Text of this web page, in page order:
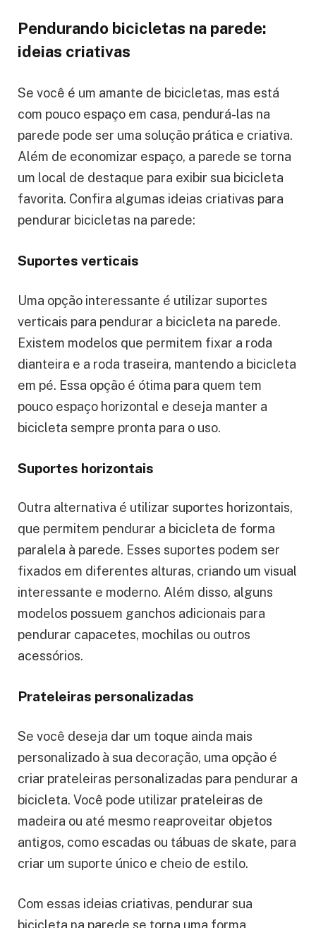
Pendurando bicicletas na parede:
ideias criativas
Se você é um amante de bicicletas, mas está
com pouco espaço em casa, pendurá-las na
parede pode ser uma solução prática e criativa.
Além de economizar espaço, a parede se torna
um local de destaque para exibir sua bicicleta
favorita. Confira algumas ideias criativas para
pendurar bicicletas na parede:
Suportes verticais
Uma opção interessante é utilizar suportes
verticais para pendurar a bicicleta na parede.
Existem modelos que permitem fixar a roda
dianteira e a roda traseira, mantendo a bicicleta
em pé. Essa opção é ótima para quem tem
pouco espaço horizontal e deseja manter a
bicicleta sempre pronta para o uso.
Suportes horizontais
Outra alternativa é utilizar suportes horizontais,
que permitem pendurar a bicicleta de forma
paralela à parede. Esses suportes podem ser
fixados em diferentes alturas, criando um visual
interessante e moderno. Além disso, alguns
modelos possuem ganchos adicionais para
pendurar capacetes, mochilas ou outros
acessórios.
Prateleiras personalizadas
Se você deseja dar um toque ainda mais
personalizado à sua decoração, uma opção é
criar prateleiras personalizadas para pendurar a
bicicleta. Você pode utilizar prateleiras de
madeira ou até mesmo reaproveitar objetos
antigos, como escadas ou tábuas de skate, para
criar um suporte único e cheio de estilo.
Com essas ideias criativas, pendurar sua